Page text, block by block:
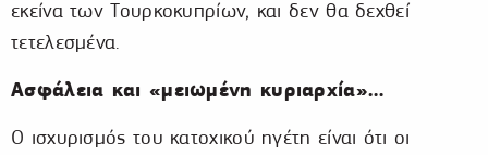
εκείνα των Τουρκοκυπρίων, και δεν θα δεχθεί
τετελεσμένα.
Ασφάλεια και «μειωμένη κυριαρχία»…
Ο ισχυρισμός του κατοχικού ηγέτη είναι ότι οι